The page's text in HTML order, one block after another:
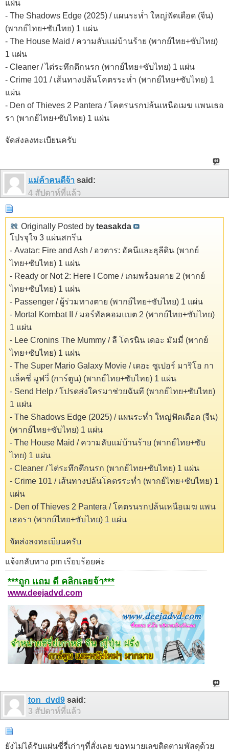
แผ่น
- The Shadows Edge (2025) / แผนระห่ำ ใหญ่ฟัดเดือด (จีน)
(พากย์ไทย+ซับไทย) 1 แผ่น
- The House Maid / ความลับแม่บ้านร้าย (พากย์ไทย+ซับไทย)
1 แผ่น
- Cleaner / ไต่ระทึกตึกนรก (พากย์ไทย+ซับไทย) 1 แผ่น
- Crime 101 / เส้นทางปล้นโคตรระห่ำ (พากย์ไทย+ซับไทย) 1
แผ่น
- Den of Thieves 2 Pantera / โคตรนรกปล้นเหนือเมฆ แพนเธอ
รา (พากย์ไทย+ซับไทย) 1 แผ่น
จัดส่งลงทะเบียนครับ
แม่ค้าคนดีจ้า said:
4 สัปดาห์ที่แล้ว
Originally Posted by teasakda
โปรจุใจ 3 แผ่นสกรีน
- Avatar: Fire and Ash / อวตาร: อัคนีและธุลีดิน (พากย์
ไทย+ซับไทย) 1 แผ่น
- Ready or Not 2: Here I Come / เกมพร้อมตาย 2 (พากย์
ไทย+ซับไทย) 1 แผ่น
- Passenger / ผู้ร่วมทางตาย (พากย์ไทย+ซับไทย) 1 แผ่น
- Mortal Kombat II / มอร์ทัลคอมแบต 2 (พากย์ไทย+ซับไทย)
1 แผ่น
- Lee Cronins The Mummy / ลี โครนิน เดอะ มัมมี่ (พากย์
ไทย+ซับไทย) 1 แผ่น
- The Super Mario Galaxy Movie / เดอะ ซูเปอร์ มาริโอ กา
แล็คซี่ มูฟวี่ (การ์ตูน) (พากย์ไทย+ซับไทย) 1 แผ่น
- Send Help / โปรดส่งใครมาช่วยฉันที (พากย์ไทย+ซับไทย)
1 แผ่น
- The Shadows Edge (2025) / แผนระห่ำ ใหญ่ฟัดเดือด (จีน)
(พากย์ไทย+ซับไทย) 1 แผ่น
- The House Maid / ความลับแม่บ้านร้าย (พากย์ไทย+ซับ
ไทย) 1 แผ่น
- Cleaner / ไต่ระทึกตึกนรก (พากย์ไทย+ซับไทย) 1 แผ่น
- Crime 101 / เส้นทางปล้นโคตรระห่ำ (พากย์ไทย+ซับไทย) 1
แผ่น
- Den of Thieves 2 Pantera / โคตรนรกปล้นเหนือเมฆ แพน
เธอรา (พากย์ไทย+ซับไทย) 1 แผ่น
จัดส่งลงทะเบียนครับ
แจ้งกลับทาง pm เรียบร้อยค่ะ
***ถูก แถม ดี คลิกเลยจ้า***
www.deejadvd.com
ton_dvd9 said:
3 สัปดาห์ที่แล้ว
ยังไม่ได้รับแผ่นซี่รี่เก่าๆที่สั่งเลย ขอหมายเลขติดตามพัสดุด้วย